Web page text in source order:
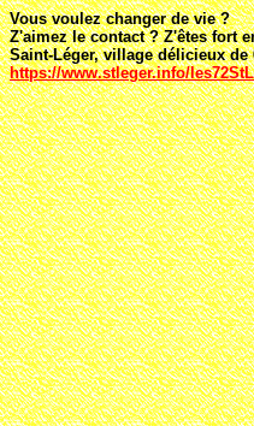
Vous voulez changer de vie ?
Z'aimez le contact ? Z'êtes fort
Saint-Léger, village délicieux
https://www.stleger.info/